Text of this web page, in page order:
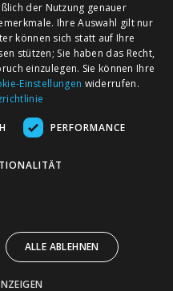
Märkte nach Bundesländern
Märkte nach PLZ
Märkte nach Umkreis
Flohmarkt
der Nutzung genauer
Ihre Auswahl gilt nur
können sich statt auf Ihre
stützen; Sie haben das Recht,
einzulegen. Sie können Ihre
Einstellungen widerrufen.
PERFORMANCE
ALLE ABLEHNEN